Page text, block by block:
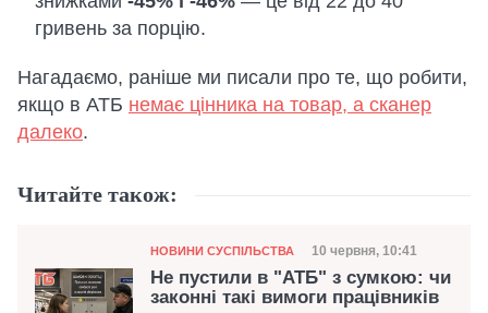
гривень за порцію.
Нагадаємо, раніше ми писали про те, що робити,
якщо в АТБ немає цінника на товар, а сканер
далеко.
Читайте також:
Категорія
НОВИНИ СУСПІЛЬСТВА Дата публікації
10 червня, 10:41
Не пустили в "АТБ" з сумкою: чи
законні такі вимоги працівників